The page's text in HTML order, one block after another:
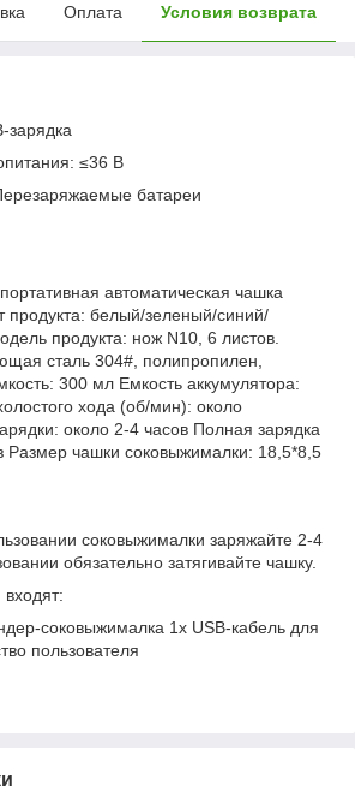
Оплата Условия возврата
зарядка
≤36 В
батареи
автоматическая чашка
продукта: белый/зеленый/синий/
продукта: нож N10, 6 листов.
сталь 304#, полипропилен,
300 мл Емкость аккумулятора:
хода (об/мин): около
около 2-4 часов Полная зарядка
Размер чашки соковыжималки: 18,5*8,5
соковыжималки заряжайте 2-4
обязательно затягивайте чашку.
входят:
соковыжималка 1x USB-кабель для
пользователя